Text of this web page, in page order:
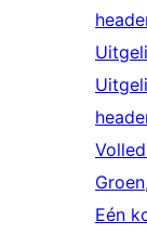
Groen,
Eén